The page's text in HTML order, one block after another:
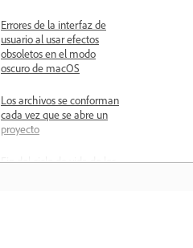
Errores de la interfaz de
usuario al usar efectos
obsoletos en el modo
oscuro de macOS
Los archivos se conforman
cada vez que se abre un
proyecto
Fin del ciclo de vida de los